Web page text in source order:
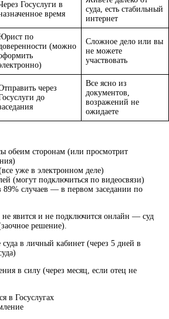
Госуслуги в
время
суда, есть стабильный
интернет
по
(можно
Сложное дело или вы
не можете
участвовать
через
до
Все ясно из
документов,
возражений не
ожидаете
обеим сторонам (или просмотрит
уже в электронном деле)
(могут подключиться по видеосвязи)
случаев — в первом заседании по
не явится и не подключится онлайн — суд
решение).
в личный кабинет (через 5 дней в
в силу (через месяц, если отец не
в Госуслугах